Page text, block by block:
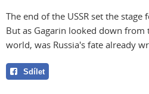
The end of the USSR set the
But as Gagarin looked down from
world, was Russia's fate already
Sdílet